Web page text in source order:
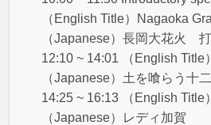
（English Title）Nagaoka
（Japanese）長岡大花火
12:10 ~ 14:01 （English Title
（Japanese）土を喰らう十
14:25 ~ 16:13 （English Title
（Japanese）レディ加賀